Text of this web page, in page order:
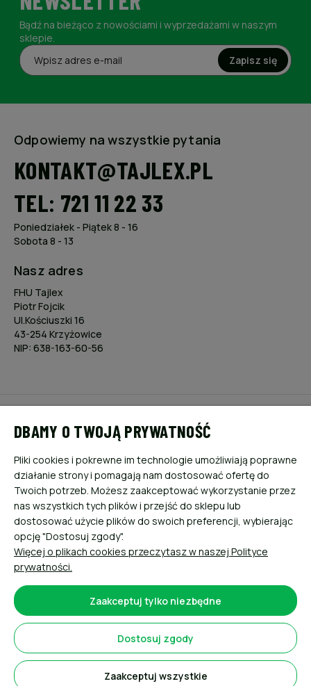
Bądź na bieżąco z nowościami i wyprzedażami w naszym
sklepie.
Zapisz się
Odpowiemy na wszystkie pytania
KONTAKT@TAJLEX.PL
TEL: 721 11 22 33
Poniedziałek - Piątek 8 - 16
Sobota 8 - 13
Nasz adres
FHU Tajlex
Piotr Fojcik
Ul.Kościuszki 16
43-254 Krzyżowice
NIP: 638-163-60-56
PŁATNOŚCI I DOSTAWA
INFORMACJE
O NAS
DBAMY O TWOJĄ PRYWATNOŚĆ
Pliki cookies i pokrewne im technologie umożliwiają poprawne
działanie strony i pomagają nam dostosować ofertę do
Twoich potrzeb. Możesz zaakceptować wykorzystanie przez
nas wszystkich tych plików i przejść do sklepu lub
dostosować użycie plików do swoich preferencji, wybierając
opcję "Dostosuj zgody".
Więcej o plikach cookies przeczytasz w naszej Polityce
prywatności.
Zaakceptuj tylko niezbędne
Dostosuj zgody
Zaakceptuj wszystkie